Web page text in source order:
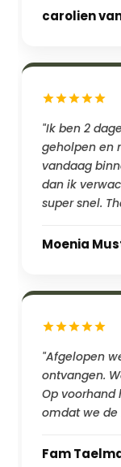
carolien
"Ik ben 2
geholpen en
vandaag
dan ik
super snel.
Moenia
"Afgelopen
ontvangen.
Op
omdat we de
Fam